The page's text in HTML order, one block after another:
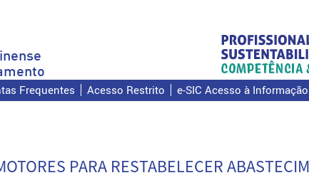
Frequentes Acesso Restrito
e-SIC Acesso à Informação
PARA RESTABELECER